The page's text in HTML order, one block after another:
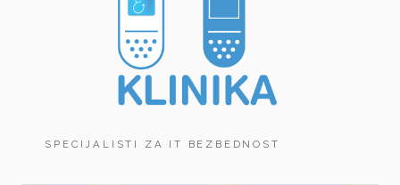
SPECIJALISTI ZA IT BEZBEDNOST